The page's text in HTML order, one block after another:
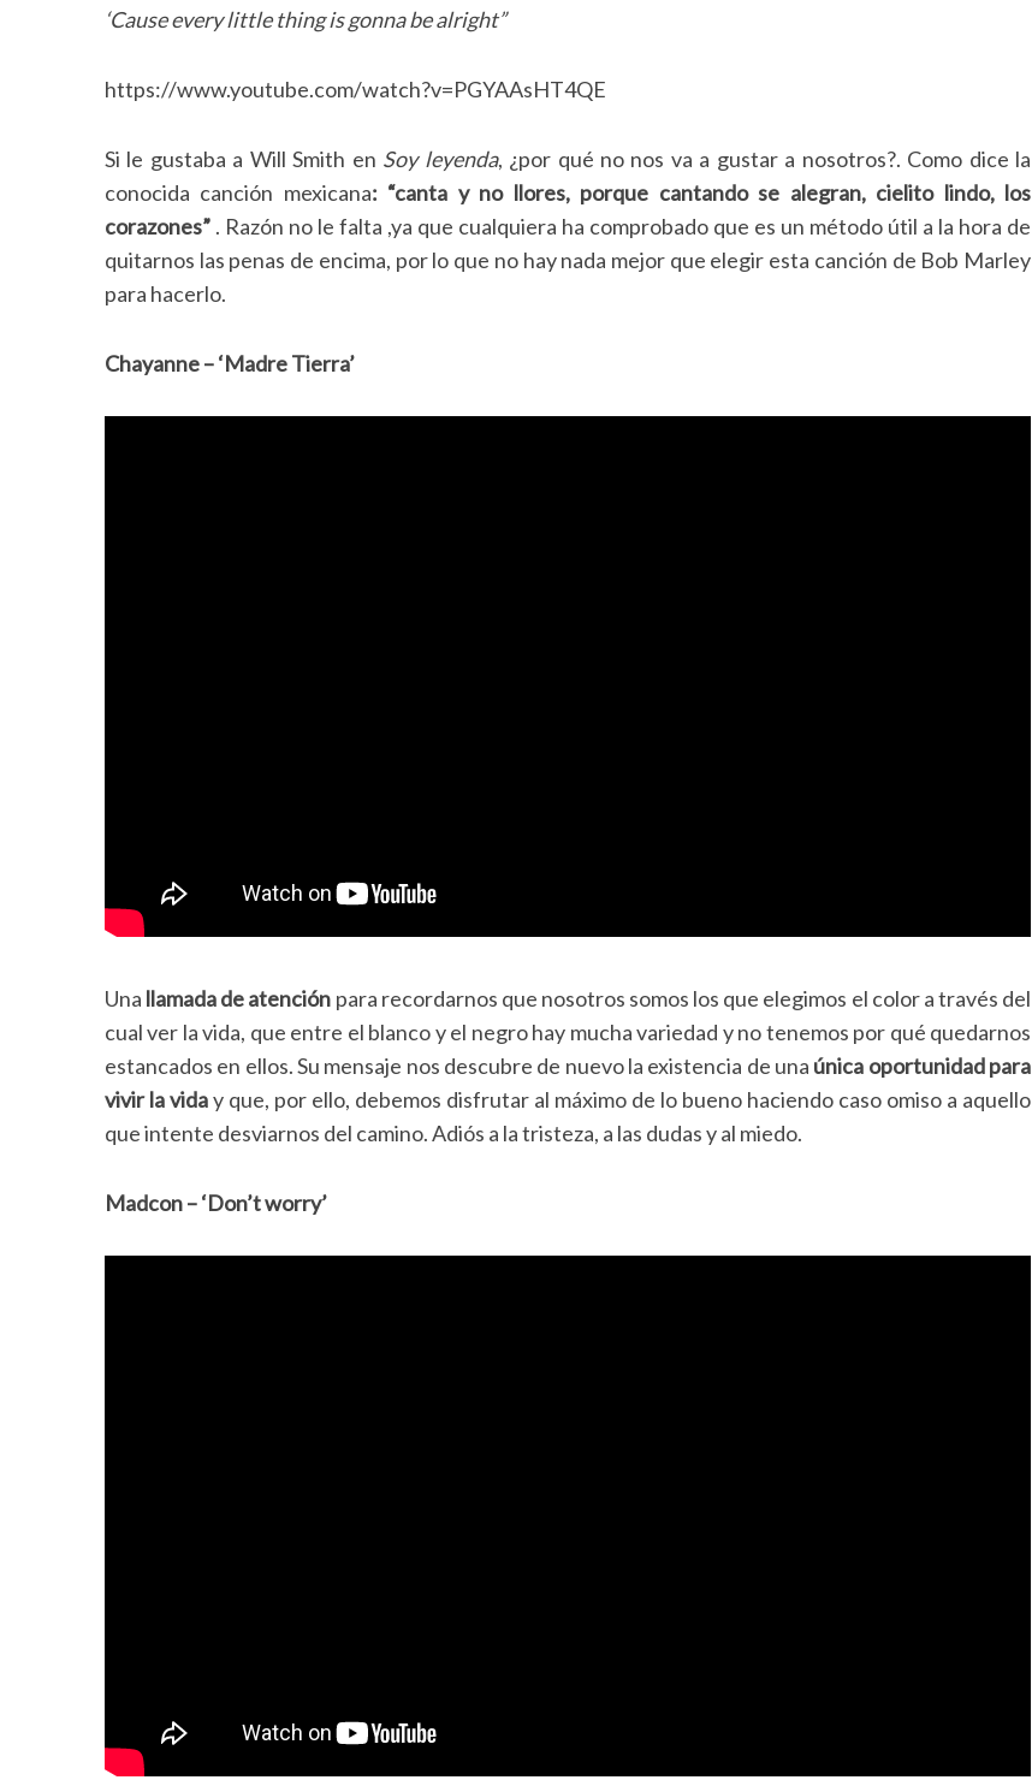
‘Cause every little thing is gonna be alright”
https://www.youtube.com/watch?v=PGYAAsHT4QE
Si le gustaba a Will Smith en Soy leyenda, ¿por qué no nos va a gustar a nosotros?. Como dice la
conocida canción mexicana: “canta y no llores, porque cantando se alegran, cielito lindo, los
corazones” . Razón no le falta ,ya que cualquiera ha comprobado que es un método útil a la hora de
quitarnos las penas de encima, por lo que no hay nada mejor que elegir esta canción de Bob Marley
para hacerlo.
Chayanne – ‘Madre Tierra’
Una llamada de atención para recordarnos que nosotros somos los que elegimos el color a través del
cual ver la vida, que entre el blanco y el negro hay mucha variedad y no tenemos por qué quedarnos
estancados en ellos. Su mensaje nos descubre de nuevo la existencia de una única oportunidad para
vivir la viday que, por ello, debemos disfrutar al máximo de lo bueno haciendo caso omiso a aquello
que intente desviarnos del camino. Adiós a la tristeza, a las dudas y al miedo.
Madcon – ‘Don’t worry’